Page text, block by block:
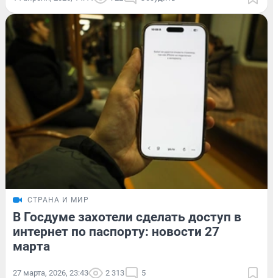
СТРАНА И МИР
В Госдуме захотели сделать доступ в
интернет по паспорту: новости 27
марта
27 марта, 2026, 23:43 2 313 5